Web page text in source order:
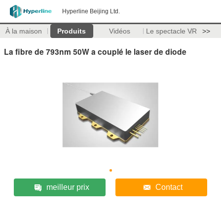
Hyperline Beijing Ltd.
À la maison Produits Vidéos Le spectacle VR >>
La fibre de 793nm 50W a couplé le laser de diode
meilleur prix Contact